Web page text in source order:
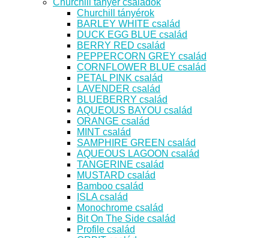
Churchill tányérok
BARLEY WHITE család
DUCK EGG BLUE család
BERRY RED család
PEPPERCORN GREY család
CORNFLOWER BLUE család
PETAL PINK család
LAVENDER család
BLUEBERRY család
AQUEOUS BAYOU család
ORANGE család
MINT család
SAMPHIRE GREEN család
AQUEOUS LAGOON család
TANGERINE család
MUSTARD család
Bamboo család
ISLA család
Monochrome család
Bit On The Side család
Profile család